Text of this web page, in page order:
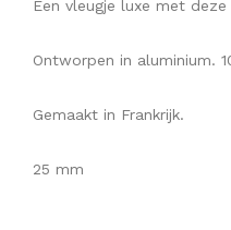
Een vleugje luxe met
Ontworpen in aluminium.
Gemaakt in Frankrijk.
25 mm